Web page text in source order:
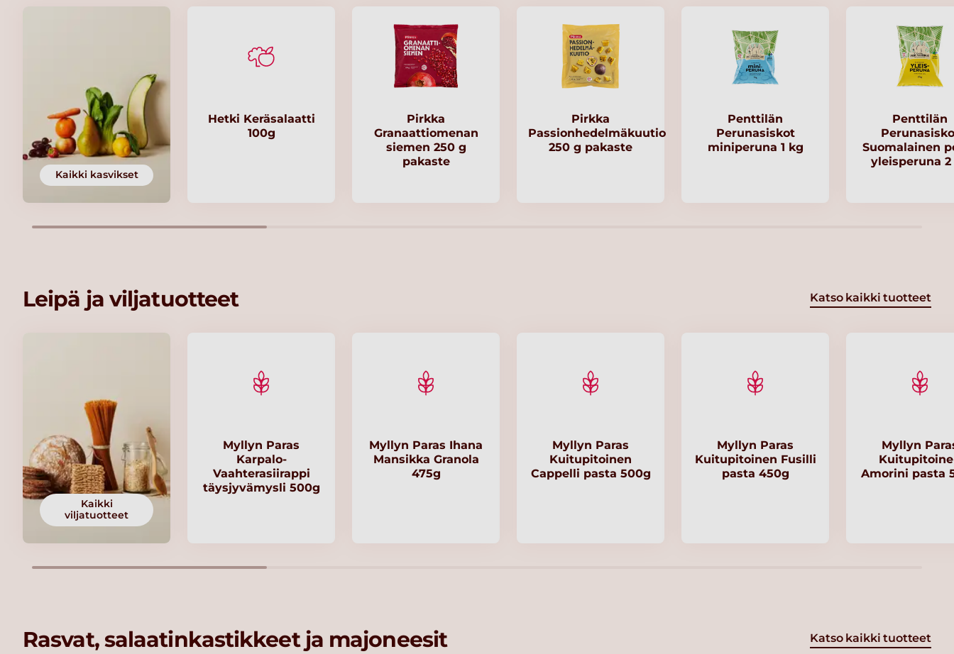
Kaikki kasvikset
Hetki Keräsalaatti
100g
Pirkka
Granaattiomenan
siemen 250 g
pakaste
Pirkka
Passionhedelmäkuutio
250 g pakaste
Penttilän
Perunasiskot
miniperuna 1 kg
Penttilän
Suomalainen
yleisperuna 2
Leipä ja viljatuotteet Katso kaikki tuotteet
Kaikki
viljatuotteet
Myllyn Paras
Karpalo-
Vaahterasiirappi
täysjyvämysli 500g
Myllyn Paras Ihana
Mansikka Granola
475g
Myllyn Paras
Kuitupitoinen
Cappelli pasta 500g
Myllyn Paras
Kuitupitoinen Fusilli
pasta 450g
Myllyn
Amorini pasta
Rasvat, salaatinkastikkeet ja majoneesit Katso kaikki tuotteet